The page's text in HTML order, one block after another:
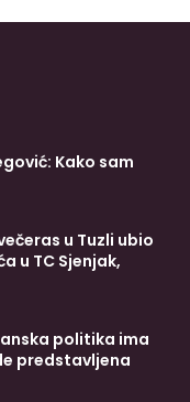
Kako sam
u Tuzli ubio
u TC Sjenjak,
politika ima
predstavljena